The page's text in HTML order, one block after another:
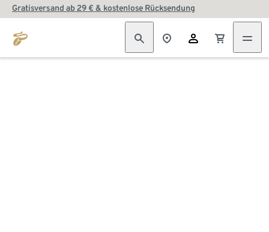
Gratisversand ab 29 € & kostenlose Rücksendung